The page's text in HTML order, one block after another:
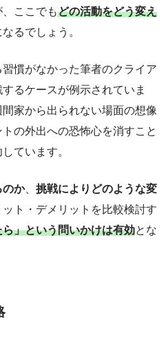
、ここでもどの活動をどう変え
なるでしょう。
慣がなかった筆者のクライア
るケースが例示されていま
家から出られない場面の想像
の外出への恐怖心を消すこと
ています。
のか、 挑戦によりどのような変
ット・デメリットを比較検討す
」という問いかけは有効とな